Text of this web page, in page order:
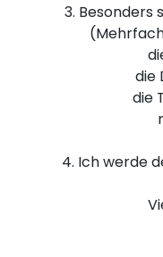
3. Besonders
die
die
4. Ich werde